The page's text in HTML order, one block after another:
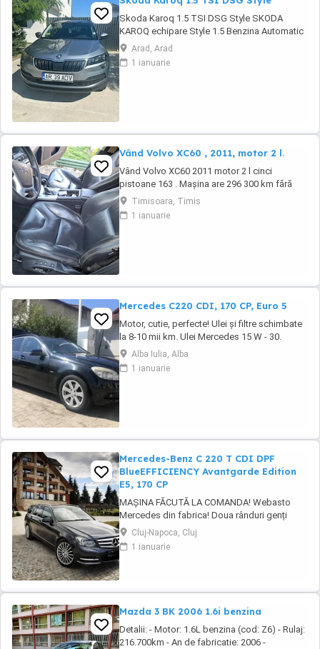
Skoda Karoq 1.5 TSI DSG Style SKODA
KAROQ echipare Style 1.5 Benzina Automatic
Acest SUV din 2020 impresionează prin
designul său modern și confortul oferit.
Vehiculul este bine întreținut, are istoric de
Arad, Arad
1 ianuarie
Vând Volvo XC60 , 2011, motor 2 l.
Vând Volvo XC60 2011 motor 2 l cinci
pistoane 163 . Mașina are 296 300 km fără
probleme mecanice si estetice. Dotări scaune
piele cu reglaje automate , cutie manuala ,
GPS si camera marșarier, senzori fata spate ,
Timisoara, Timis
1 ianuarie
Mercedes C220 CDI, 170 CP, Euro 5
Motor, cutie, perfecte! Ulei și filtre schimbate
la 8-10 mii km. Ulei Mercedes 15 W - 30.
Echipamente si caracteristici speciale: Sistem
de navigație COMAND APS: Sistem de
navigație integrat ultramodern cu ghidare
Alba Iulia, Alba
1 ianuarie
Mercedes-Benz C 220 T CDI DPF
BlueEFFICIENCY Avantgarde Edition
E5, 170 CP
MAȘINA FĂCUTĂ LA COMANDA! Webasto
Mercedes din fabrica! Doua rânduri genți
echipate. Echipament special: Faruri bi-xenon
cu distribuție adaptivă a luminii (Intelligent
Light System), sistem de asistență la
de combustibil: ...
Cluj-Napoca, Cluj
1 ianuarie
Mazda 3 BK 2006 1.6i benzina
Detalii: - Motor: 1.6L benzina (cod: Z6) - Rulaj:
216.700km - An de fabricatie: 2006 -